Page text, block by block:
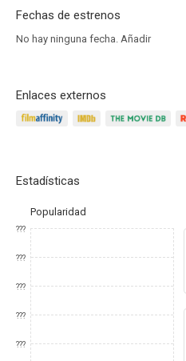
Fechas de estrenos
No hay ninguna fecha. Añadir
Enlaces externos
Estadísticas
Popularidad
???
???
???
???
???